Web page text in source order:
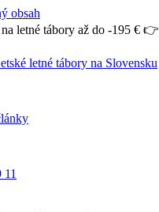
obsah
letné tábory až do -195 € 👉